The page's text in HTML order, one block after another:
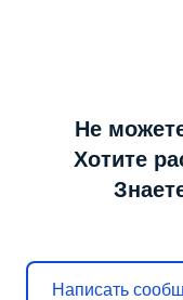
Не
Хотите
Написать